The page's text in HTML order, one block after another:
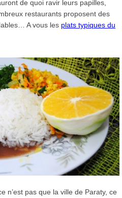
de quoi ravir leurs papilles,
restaurants proposent des
A vous les plats typiques du
n’est pas que la ville de Paraty, ce